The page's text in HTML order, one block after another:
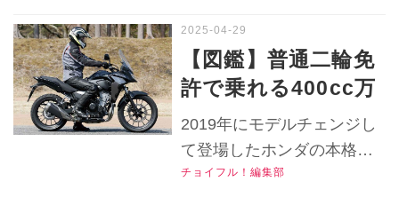
く変わらないから扱
いやすい高年式が狙
い目かも！【チョイ
フル！ おすすめの
中古バイク価格リサ
ーチ／2025年4月
実勢価格やバイク選びの特
徴をリサーチします！
▶▶▶『チョイフル！』の
公式Ｘ（旧Twitter）はこち
ら！
【図鑑】普通二輪免
許で乗れる400cc万
能アドベンチャーバ
イク・ホンダ
『400X（2019）』
2019年にモデルチェンジし
て登場したホンダの本格ク
ロスオーバーモデル
チョイフル！編集部